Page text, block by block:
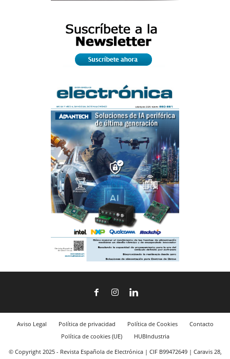
Aviso Legal Política de privacidad Política de Cookies
Contacto
Política de cookies (UE)
HUBIndustria
© Copyright 2025 - Revista Española de Electrónica | CIF B99472649 | Caravis 28,